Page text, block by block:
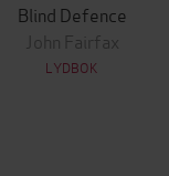
Blind Defence
John Fairfax
LYDBOK